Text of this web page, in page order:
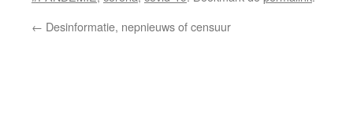
← Desinformatie, nepnieuws of censuur